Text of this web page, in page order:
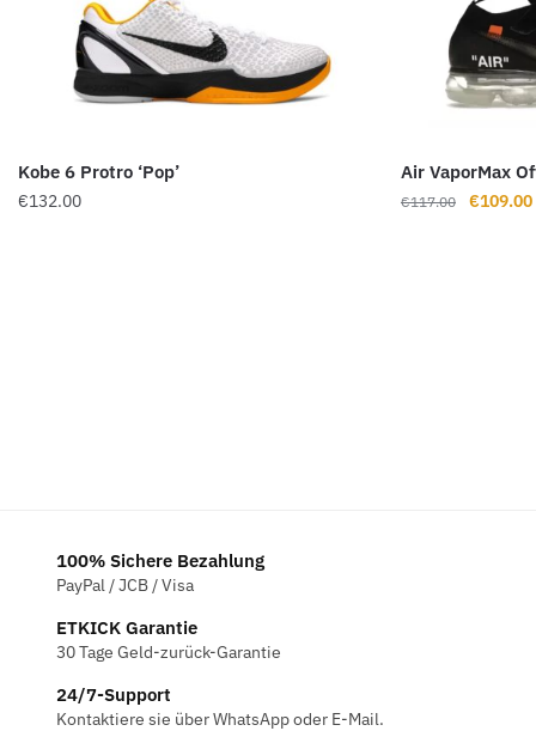
Kobe 6 Protro ‘Pop’
€132.00
Air VaporMax
€117.00 €109.00
100% Sichere Bezahlung
PayPal / JCB / Visa
ETKICK Garantie
30 Tage Geld-zurück-Garantie
24/7-Support
Kontaktiere sie über WhatsApp oder E-Mail.